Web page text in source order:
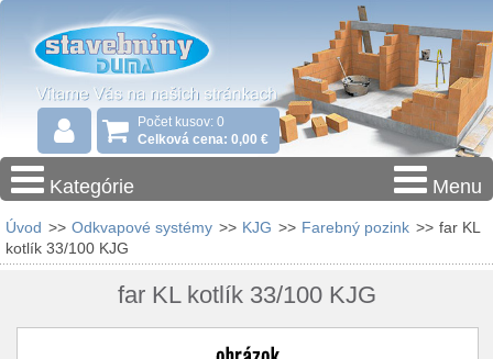
Počet kusov: 0
Celková cena: 0,00 €
Kategórie Menu
Úvod >> Odkvapové systémy >> KJG >> Farebný pozink >> far KL
kotlík 33/100 KJG
far KL kotlík 33/100 KJG